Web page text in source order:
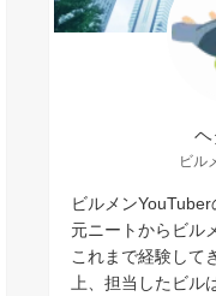
ヘ
ビル
ビルメンYouTuber
元ニートからビル
これまで経験して
上、担当したビル